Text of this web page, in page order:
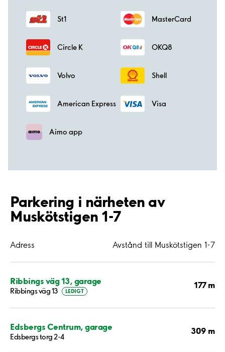
St1 MasterCard
Circle K OKQ8
Volvo Shell
American Express Visa
Aimo app
Parkering i närheten av
Muskötstigen 1-7
Adress Avstånd till Muskötstigen 1-7
Ribbings väg 13, garage
Ribbings väg 13 LEDIGT
177 m
Edsbergs Centrum, garage
Edsbergs torg 2-4
309 m